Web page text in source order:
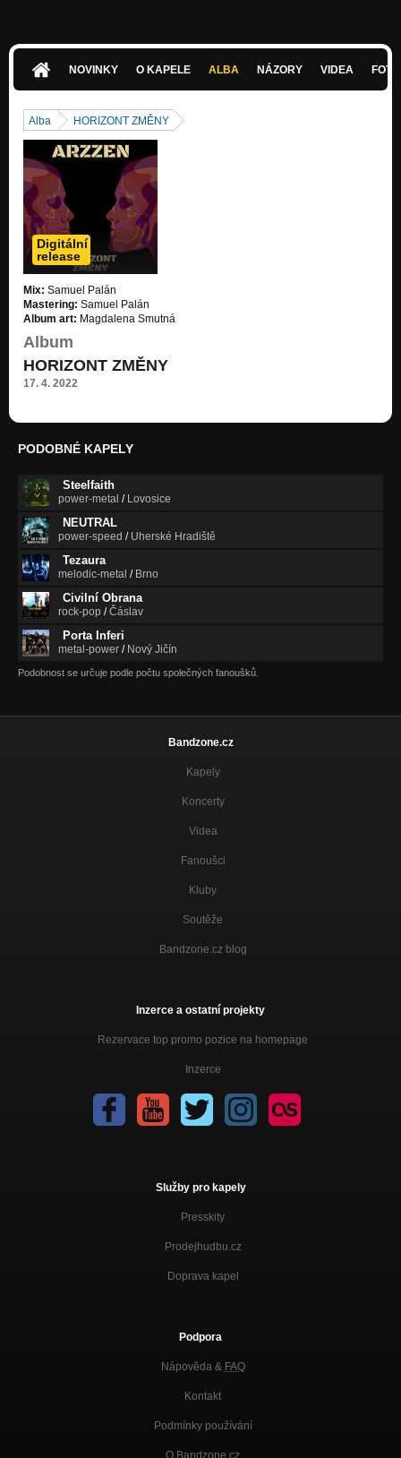
Věčná Válka (Remastered)
ARZZEN - Věčná Válka
Nezařazeno
NOVINKY O KAPELE ALBA NÁZORY VIDEA
Alba HORIZONT ZMĚNY
Digitální
release
Mix: Samuel Palán
Mastering: Samuel Palán
Album art: Magdalena Smutná
Album
HORIZONT ZMĚNY
17. 4. 2022
PODOBNÉ KAPELY
Steelfaith
power-metal / Lovosice
NEUTRAL
power-speed / Uherské Hradiště
Tezaura
melodic-metal / Brno
Civilní Obrana
rock-pop /Čáslav
Porta Inferi
metal-power / Nový Jičín
Podobnost se určuje podle počtu společných fanoušků.
Bandzone.cz
Kapely
Koncerty
Videa
Fanoušci
Kluby
Soutěže
Bandzone.cz blog
Inzerce a ostatní projekty
Rezervace top promo pozice na homepage
Inzerce
Služby pro kapely
Presskity
Prodejhudbu.cz
Doprava kapel
Podpora
Nápověda & FAQ
Kontakt
Podmínky používání
O Bandzone.cz